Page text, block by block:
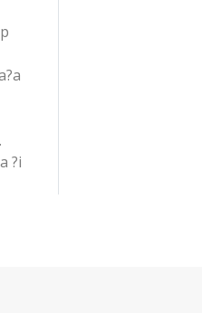
?i